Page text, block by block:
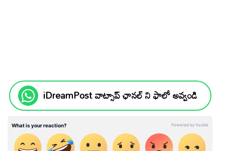
iDreamPost వాట్సాప్ ఛానల్ ని ఫాలో అవ్వండి